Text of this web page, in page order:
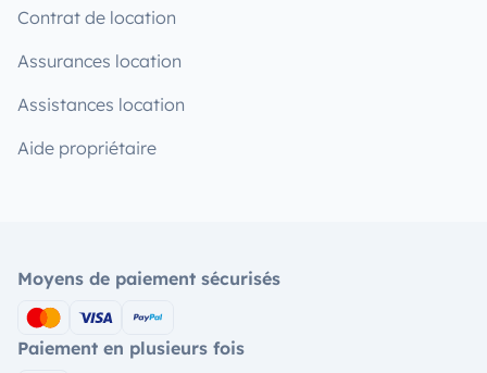
Contrat de location
Assurances location
Assistances location
Aide propriétaire
Moyens de paiement sécurisés
Paiement en plusieurs fois